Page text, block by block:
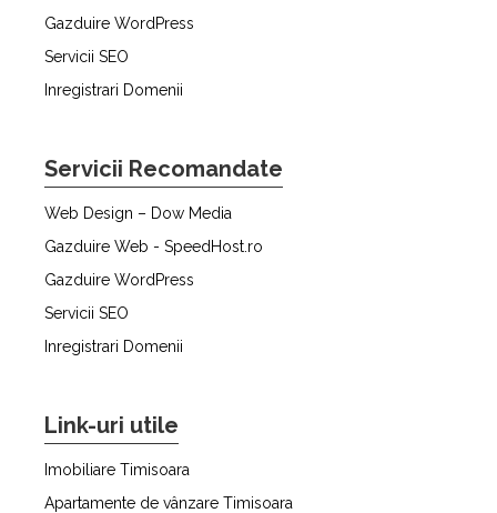
Gazduire WordPress
Servicii SEO
Inregistrari Domenii
Servicii Recomandate
Web Design – Dow Media
Gazduire Web - SpeedHost.ro
Gazduire WordPress
Servicii SEO
Inregistrari Domenii
Link-uri utile
Imobiliare Timisoara
Apartamente de vânzare Timisoara